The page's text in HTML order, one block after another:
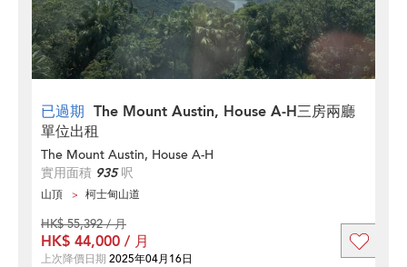
已過期 The Mount Austin, House A-H三房兩廳
單位出租
The Mount Austin, House A-H
實用面積 935呎
山頂 柯士甸山道
HK$ 55,392 / 月
HK$ 44,000 / 月
上次降價日期 2025年04月16日